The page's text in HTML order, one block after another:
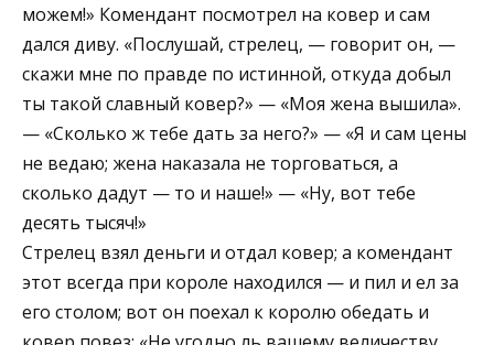
можем!» Комендант посмотрел на ковер и сам
дался диву. «Послушай, стрелец, — говорит он, —
скажи мне по правде по истинной, откуда добыл
ты такой славный ковер?» — «Моя жена вышила».
— «Сколько ж тебе дать за него?» — «Я и сам цены
не ведаю; жена наказала не торговаться, а
сколько дадут — то и наше!» — «Ну, вот тебе
десять тысяч!»
Стрелец взял деньги и отдал ковер; а комендант
этот всегда при короле находился — и пил и ел за
его столом; вот он поехал к королю обедать и